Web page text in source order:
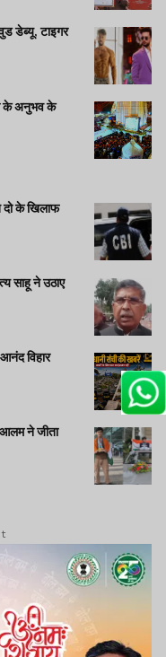
डेब्यू, टाइगर
के अनुभव के
दो के खिलाफ
साहू ने उठाए
विहार
ने जीता